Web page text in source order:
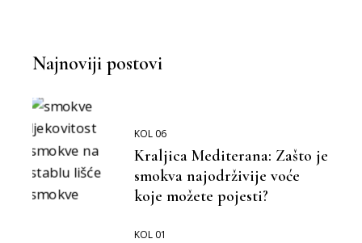
Najnoviji postovi
KOL 06
Kraljica Mediterana: Zašto je
smokva najodrživije voće
koje možete pojesti?
KOL 01